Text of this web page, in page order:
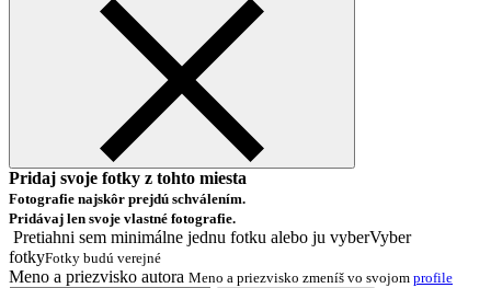
Pridaj svoje fotky z tohto miesta
Fotografie najskôr prejdú schválením.
Pridávaj len svoje vlastné fotografie.
Pretiahni sem minimálne jednu fotku alebo ju vyberVyber
fotkyFotky budú verejné
Meno a priezvisko autora Meno a priezvisko zmeníš vo svojom profile